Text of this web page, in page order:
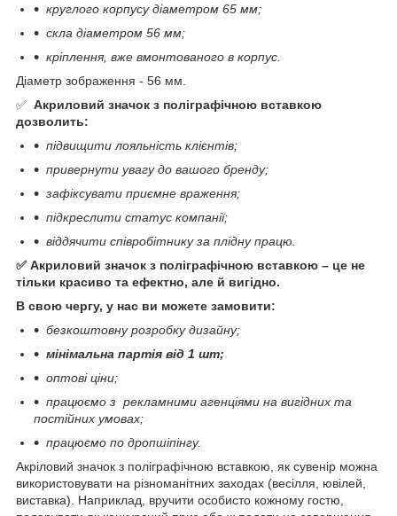
круглого корпусу діаметром 65 мм;
скла діаметром 56 мм;
кріплення, вже вмонтованого в корпус.
Діаметр зображення - 56 мм.
✅ Акриловий значок з поліграфічною вставкою
дозволить:
підвищити лояльність клієнтів;
привернути увагу до вашого бренду;
зафіксувати приємне враження;
підкреслити статус компанії;
віддячити співробітнику за плідну працю.
✅ Акриловий значок з поліграфічною вставкою – це не
тільки красиво та ефектно, але й вигідно.
В свою чергу, у нас ви можете замовити:
безкоштовну розробку дизайну;
мінімальна партія від 1 шт;
оптові ціни;
працюємо з рекламними агенціями на вигідних та
постійних умовах;
працюємо по дропшіпінгу.
Акріловий значок з поліграфічною вставкою, як сувенір можна
використовувати на різноманітних заходах (весілля, ювілей,
виставка). Наприклад, вручити особисто кожному гостю,